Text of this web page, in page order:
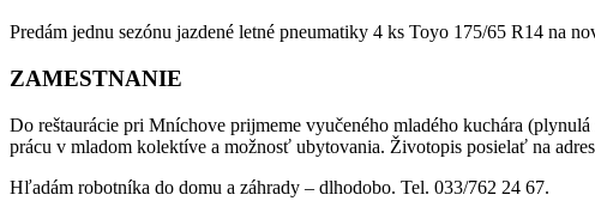
Predám jednu sezónu jazdené letné pneumatiky 4 ks Toyo 175/65 R14 na
ZAMESTNANIE
Do reštaurácie pri Mníchove prijmeme vyučeného mladého kuchára
prácu v mladom kolektíve a možnosť ubytovania. Životopis posielať na
Hľadám robotníka do domu a záhrady – dlhodobo. Tel. 033/762 24 67.